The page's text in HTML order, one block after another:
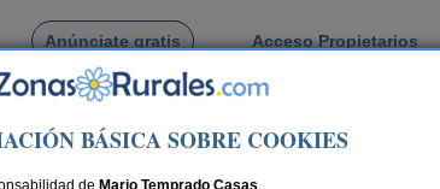
Anúnciate gratis Acceso Propietarios
BÁSICA SOBRE COOKIES
de Mario Temprado Casas.